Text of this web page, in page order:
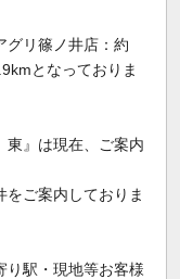
グリ篠ノ井店：約
となっておりま
』は現在、ご案内
ご案内しておりま
り駅・現地等お客様